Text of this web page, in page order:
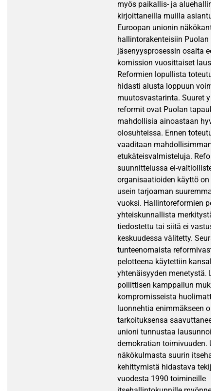
myös paikallis- ja
kirjoittaneilla muilla
Euroopan unionin
hallintorakenteisiin Puolan
jäsenyysprosessin osalta
komission vuosittaiset
Reformien lopullista
hidasti alusta loppuun
muutosvastarinta. Suuret
reformit ovat Puolan
mahdollisia ainoastaan
olosuhteissa. Ennen
vaaditaan mahdollisimman
etukäteisvalmisteluja.
suunnittelussa ei-valtiollisten
organisaatioiden käyttö on
usein tarjoaman
vuoksi. Hallintoreformien
yhteiskunnallista merkitystä
tiedostettu tai siitä ei
keskuudessa välitetty.
tunteenomaista
pelotteena käytettiin
yhtenäisyyden menetystä.
poliittisen kamppailun
kompromisseista
luonnehtia enimmäkseen
tarkoituksensa
unioni tunnustaa
demokratian toimivuuden.
näkökulmasta suurin
kehittymistä hidastava
vuodesta 1990 toimineille